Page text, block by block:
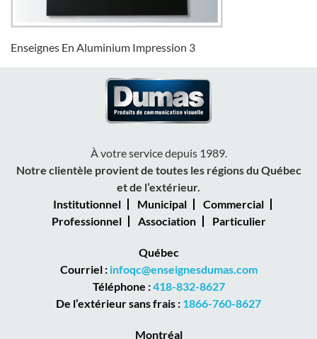
Enseignes En Aluminium Impression 3
À votre service depuis 1989.
Notre clientèle provient de toutes les régions du Québec
et de l’extérieur.
Institutionnel
Municipal
Commercial
Professionnel
Association Particulier
Québec
Courriel : infoqc@enseignesdumas.com
Téléphone :418-832-8627
De l’extérieur sans frais : 1866-760-8627
Montréal